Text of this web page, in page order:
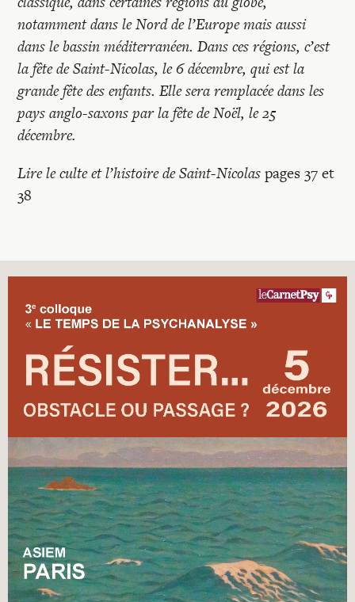
notamment dans le Nord de l’Europe mais aussi
dans le bassin méditerranéen. Dans ces régions, c’est
la fête de Saint-Nicolas, le 6 décembre, qui est la
grande fête des enfants. Elle sera remplacée dans les
pays anglo-saxons par la fête de Noël, le 25
décembre.
Lire le culte et l’histoire de Saint-Nicolaspages 37 et
38